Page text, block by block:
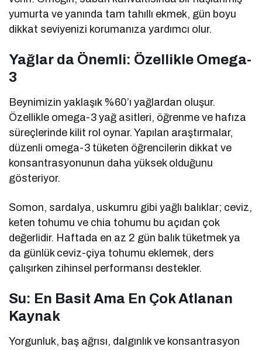
yumurta ve yanında tam tahıllı ekmek, gün boyu
dikkat seviyenizi korumanıza yardımcı olur.
Yağlar da Önemli: Özellikle Omega-
3
Beynimizin yaklaşık %60’ı yağlardan oluşur.
Özellikle omega-3 yağ asitleri, öğrenme ve hafıza
süreçlerinde kilit rol oynar. Yapılan araştırmalar,
düzenli omega-3 tüketen öğrencilerin dikkat ve
konsantrasyonunun daha yüksek olduğunu
gösteriyor.
Somon, sardalya, uskumru gibi yağlı balıklar; ceviz,
keten tohumu ve chia tohumu bu açıdan çok
değerlidir. Haftada en az 2 gün balık tüketmek ya
da günlük ceviz-çiya tohumu eklemek, ders
çalışırken zihinsel performansı destekler.
Su: En Basit Ama En Çok Atlanan
Kaynak
Yorgunluk, baş ağrısı, dalgınlık ve konsantrasyon